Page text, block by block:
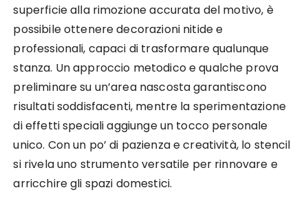
superficie alla rimozione accurata del motivo, è
possibile ottenere decorazioni nitide e
professionali, capaci di trasformare qualunque
stanza. Un approccio metodico e qualche prova
preliminare su un’area nascosta garantiscono
risultati soddisfacenti, mentre la sperimentazione
di effetti speciali aggiunge un tocco personale
unico. Con un po’ di pazienza e creatività, lo stencil
si rivela uno strumento versatile per rinnovare e
arricchire gli spazi domestici.